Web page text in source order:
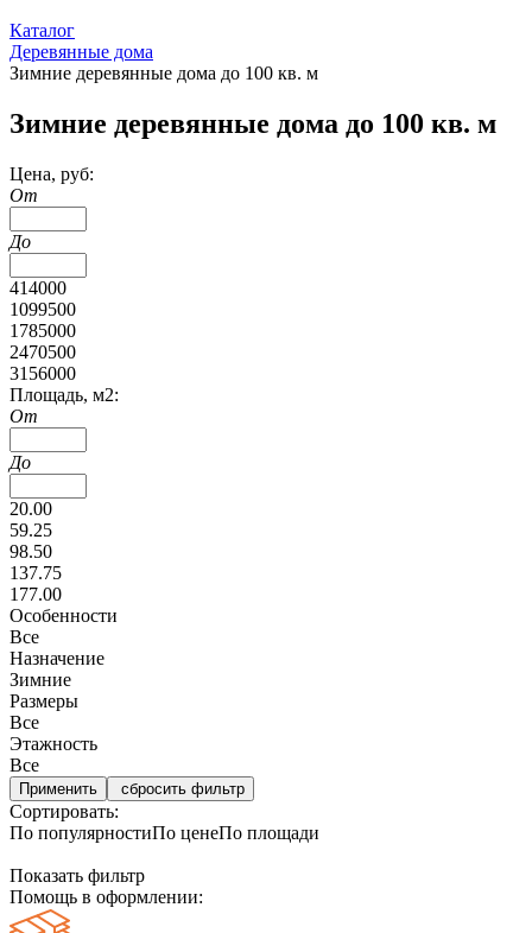
Каталог
Деревянные дома
Зимние деревянные дома до 100 кв. м
Зимние деревянные дома до 100 кв. м
Цена, руб:
От
До
414000
1099500
1785000
2470500
3156000
Площадь, м2:
От
До
20.00
59.25
98.50
137.75
177.00
Особенности
Все
Назначение
Зимние
Размеры
Все
Этажность
Все
сбросить фильтр
Сортировать:
По популярностиПо ценеПо площади
Показать фильтр
Помощь в оформлении: